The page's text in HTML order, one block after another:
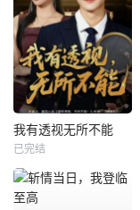
我有透视无所不能
已完结